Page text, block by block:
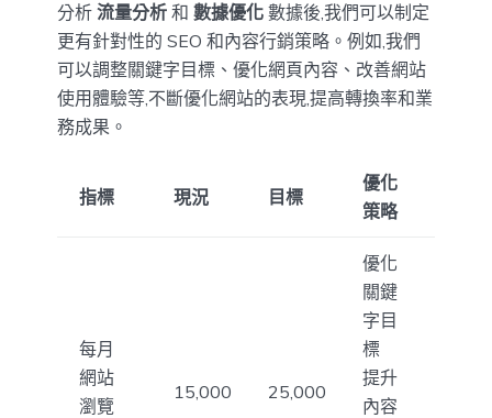
分析 流量分析 和 數據優化 數據後,我們可以制定
更有針對性的 SEO 和內容行銷策略。例如,我們
可以調整關鍵字目標、優化網頁內容、改善網站
使用體驗等,不斷優化網站的表現,提高轉換率和業
務成果。
指標 現況 目標
優化
策略
每月
網站
瀏覽
15,000 25,000
優化
關鍵
字目
標
提升
內容